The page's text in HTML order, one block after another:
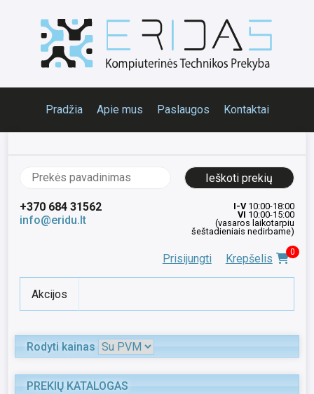
Pradžia Apie mus Paslaugos Kontaktai
Ieškoti:
+370 684 31562
info@eridu.lt
I-V10:00-18:00
VI 10:00-15:00
(vasaros laikotarpiu
šeštadieniais nedirbame)
Prisijungti Krepšelis 0
Akcijos
Rodyti kainas
PREKIŲ KATALOGAS